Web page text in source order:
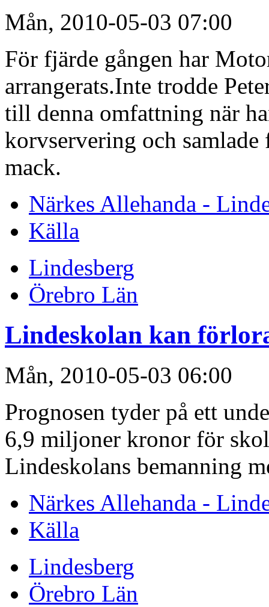
Mån, 2010-05-03 07:00
För fjärde gången har
arrangerats.Inte trodde
till denna omfattning när
korvservering och
mack.
Närkes Allehanda -
Källa
Lindesberg
Örebro Län
Lindeskolan kan
Mån, 2010-05-03 06:00
Prognosen tyder på ett
6,9 miljoner kronor för
Lindeskolans bemanning
Närkes Allehanda -
Källa
Lindesberg
Örebro Län